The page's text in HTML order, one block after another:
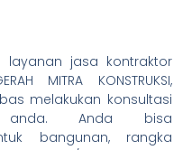
layanan jasa kontraktor
MITRA KONSTRUKSI,
melakukan konsultasi
anda. Anda bisa
bangunan, rangka